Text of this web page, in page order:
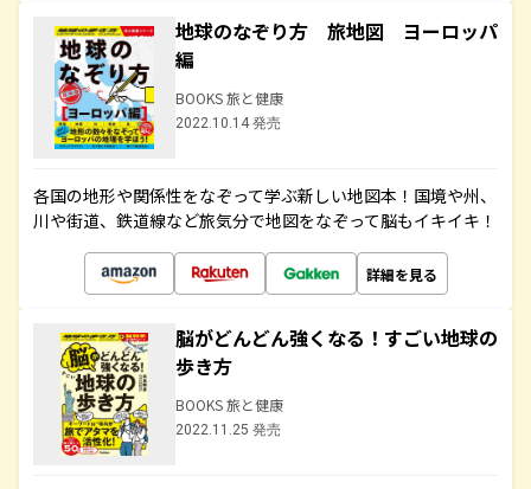
地球のなぞり方 旅地図 ヨーロッパ
編
BOOKS 旅と健康
2022.10.14 発売
各国の地形や関係性をなぞって学ぶ新しい地図本！国境や州、
川や街道、鉄道線など旅気分で地図をなぞって脳もイキイキ！
詳細を見る
脳がどんどん強くなる！すごい地球の
歩き方
BOOKS 旅と健康
2022.11.25 発売